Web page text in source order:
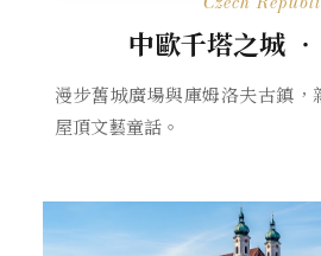
中歐千塔之城
漫步舊城廣場與庫姆洛夫古鎮，
屋頂文藝童話。